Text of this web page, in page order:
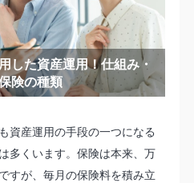
した資産運用！仕組み・
険の種類
資産運用の手段の一つになる
多くいます。保険は本来、万
すが、毎月の保険料を積み立